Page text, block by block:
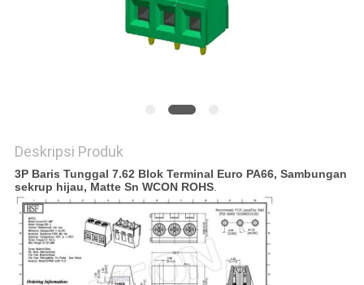
Deskripsi Produk
3P Baris Tunggal 7.62 Blok Terminal Euro PA66, Sambungan
sekrup hijau, Matte Sn WCON ROHS.